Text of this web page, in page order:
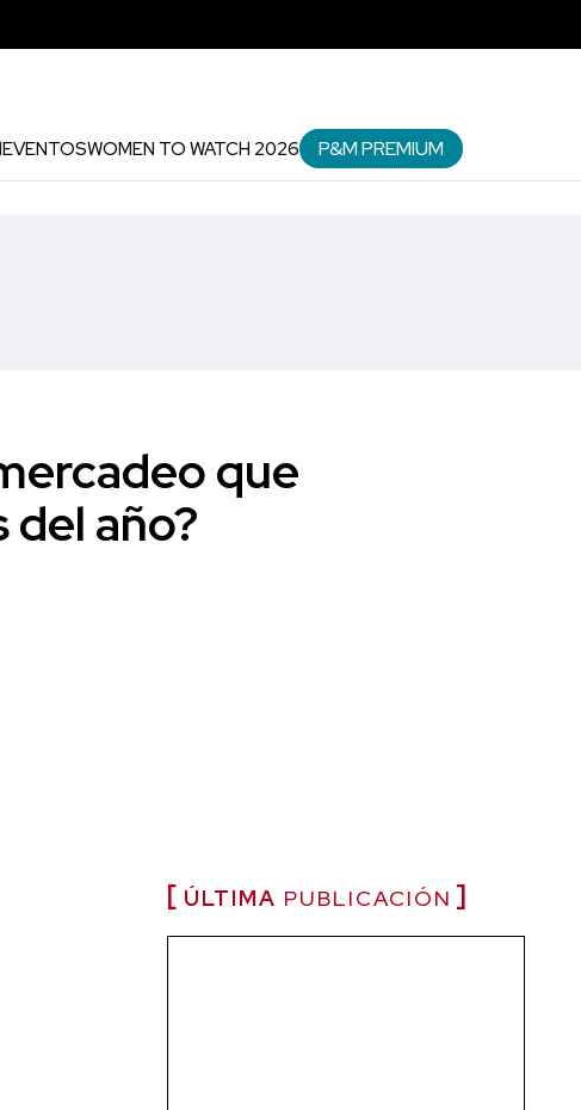
EVENTOSWOMEN TO WATCH 2026 P&M PREMIUM
que
año?
ÚLTIMA PUBLICACIÓN